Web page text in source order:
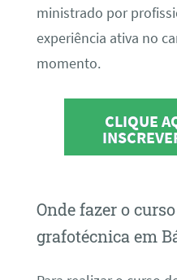
ministrado por
experiência ativa no
momento.
CLIQUE
Onde fazer o
grafotécnica em